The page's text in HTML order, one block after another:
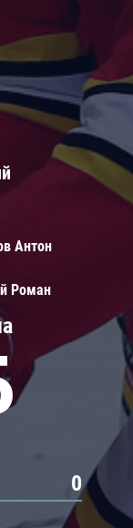
0
Антон
Роман